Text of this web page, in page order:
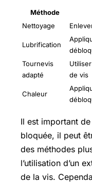
Méthode
Nettoyage
Lubrification
Tournevis
adapté
de vis
Chaleur
Il est important
bloquée, il peut
des méthodes
l’utilisation d’un
de la vis.